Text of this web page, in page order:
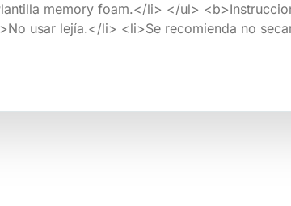
memory foam.</li> </ul>
usar lejía.</li> <li>Se recomienda no